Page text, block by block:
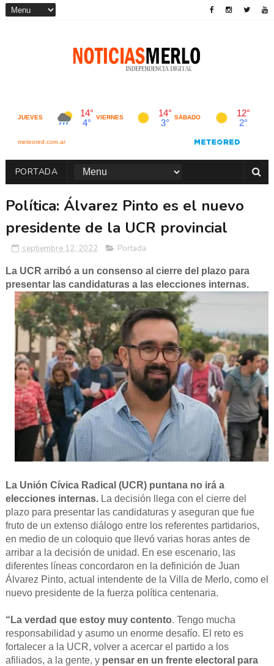
PORTADA
Política: Álvarez Pinto es el nuevo
presidente de la UCR provincial
septiembre 12, 2022 Portada
La UCR arribó a un consenso al cierre del plazo para
presentar las candidaturas a las elecciones internas.
La Unión Cívica Radical (UCR) puntana no irá a
elecciones internas.La decisión llega con el cierre del
plazo para presentar las candidaturas y aseguran que fue
fruto de un extenso diálogo entre los referentes partidarios,
en medio de un coloquio que llevó varias horas antes de
arribar a la decisión de unidad. En ese escenario, las
diferentes líneas concordaron en la definición de Juan
Álvarez Pinto, actual intendente de la Villa de Merlo, como el
nuevo presidente de la fuerza política centenaria.
“La verdad que estoy muy contento. Tengo mucha
responsabilidad y asumo un enorme desafío. El reto es
fortalecer a la UCR, volver a acercar el partido a los
afiliados, a la gente, ypensar en un frente electoral para